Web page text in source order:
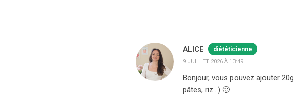
ALICE diététicienne
9 JUILLET 2026 À 13:49
Bonjour, vous pouvez ajouter
pâtes, riz…) 🙂